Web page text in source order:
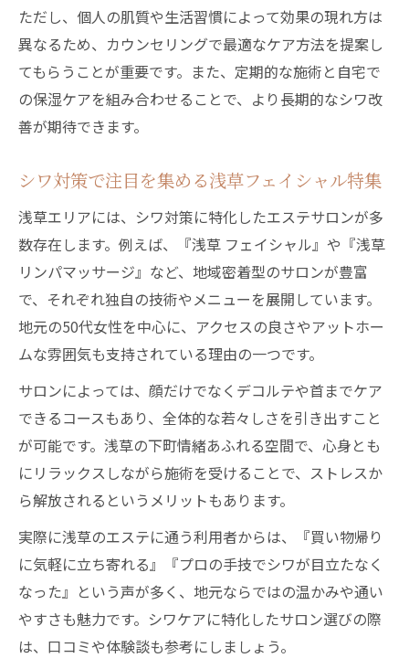
ただし、個人の肌質や生活習慣によって効果の現れ方は
異なるため、カウンセリングで最適なケア方法を提案し
てもらうことが重要です。また、定期的な施術と自宅で
の保湿ケアを組み合わせることで、より長期的なシワ改
善が期待できます。
シワ対策で注目を集める浅草フェイシャル特集
浅草エリアには、シワ対策に特化したエステサロンが多
数存在します。例えば、『浅草 フェイシャル』や『浅草
リンパマッサージ』など、地域密着型のサロンが豊富
で、それぞれ独自の技術やメニューを展開しています。
地元の50代女性を中心に、アクセスの良さやアットホー
ムな雰囲気も支持されている理由の一つです。
サロンによっては、顔だけでなくデコルテや首までケア
できるコースもあり、全体的な若々しさを引き出すこと
が可能です。浅草の下町情緒あふれる空間で、心身とも
にリラックスしながら施術を受けることで、ストレスか
ら解放されるというメリットもあります。
実際に浅草のエステに通う利用者からは、『買い物帰り
に気軽に立ち寄れる』『プロの手技でシワが目立たなく
なった』という声が多く、地元ならではの温かみや通い
やすさも魅力です。シワケアに特化したサロン選びの際
は、口コミや体験談も参考にしましょう。